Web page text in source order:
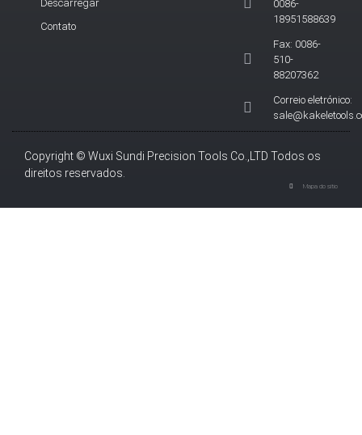
Descarregar
Contato
0086-
18951588639
Fax: 0086-
510-
88207362
Correio eletrónico:
Copyright © Wuxi Sundi Precision Tools Co.,LTD Todos os
direitos reservados.
Mapa do sítio